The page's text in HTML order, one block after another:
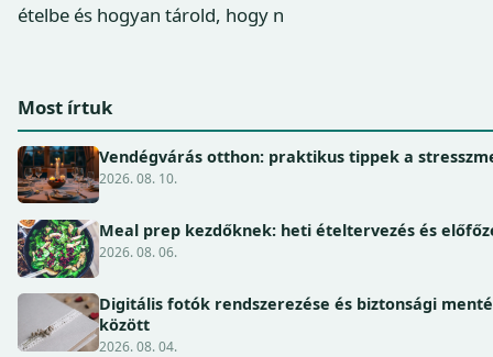
ételbe és hogyan tárold, hogy n
Most írtuk
Vendégvárás otthon: praktikus tippek a
2026. 08. 10.
Meal prep kezdőknek: heti ételtervezés és
2026. 08. 06.
Digitális fotók rendszerezése és biztonsági
között
2026. 08. 04.